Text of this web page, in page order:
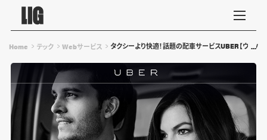
Home テック Webサービス タクシーより快適！話題の配車サービスUBER【ウーバ